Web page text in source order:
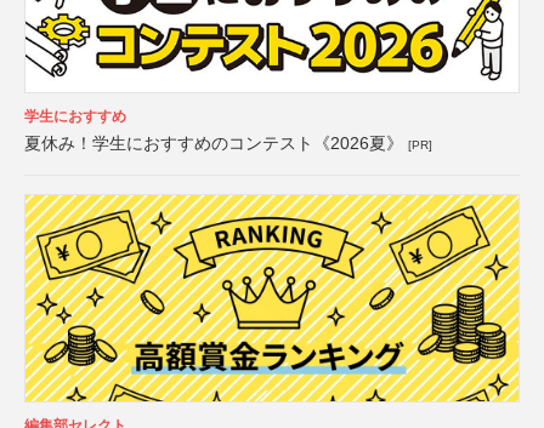
学生におすすめ
夏休み！学生におすすめのコンテスト《2026夏》 [PR]